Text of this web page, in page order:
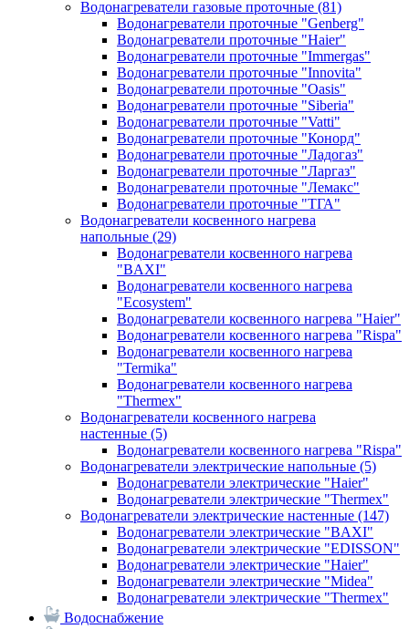
Водонагреватели газовые проточные (81)
Водонагреватели проточные "Genberg"
Водонагреватели проточные "Haier"
Водонагреватели проточные "Immergas"
Водонагреватели проточные "Innovita"
Водонагреватели проточные "Oasis"
Водонагреватели проточные "Siberia"
Водонагреватели проточные "Vatti"
Водонагреватели проточные "Конорд"
Водонагреватели проточные "Ладогаз"
Водонагреватели проточные "Ларгаз"
Водонагреватели проточные "Лемакс"
Водонагреватели проточные "ТГА"
Водонагреватели косвенного нагрева
напольные (29)
Водонагреватели косвенного нагрева
"BAXI"
Водонагреватели косвенного нагрева
"Ecosystem"
Водонагреватели косвенного нагрева "Haier"
Водонагреватели косвенного нагрева "Rispa"
Водонагреватели косвенного нагрева
"Termika"
Водонагреватели косвенного нагрева
"Thermex"
Водонагреватели косвенного нагрева
настенные (5)
Водонагреватели косвенного нагрева "Rispa"
Водонагреватели электрические напольные (5)
Водонагреватели электрические "Haier"
Водонагреватели электрические "Thermex"
Водонагреватели электрические настенные (147)
Водонагреватели электрические "BAXI"
Водонагреватели электрические "EDISSON"
Водонагреватели электрические "Haier"
Водонагреватели электрические "Midea"
Водонагреватели электрические "Thermex"
Водоснабжение